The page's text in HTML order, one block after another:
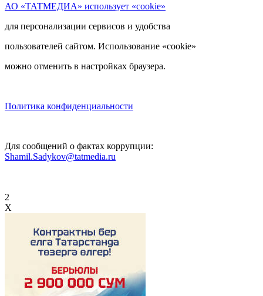
АО «ТАТМЕДИА» использует «cookie»
для персонализации сервисов и удобства
пользователей сайтом. Использование «cookie»
можно отменить в настройках браузера.
Политика конфиденциальности
Для сообщений о фактах коррупции:
Shamil.Sadykov@tatmedia.ru
2
X